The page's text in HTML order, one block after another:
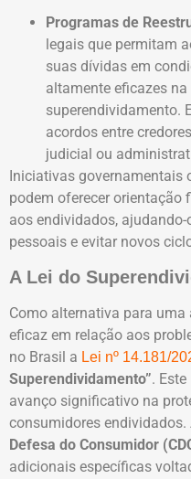
Programas de
legais que permitam
suas dívidas em
altamente eficazes
superendividamento.
acordos entre
judicial ou
Iniciativas governamentais
podem oferecer orientação
aos endividados,
pessoais e evitar novos
A Lei do
Como alternativa para
eficaz em relação aos
no Brasil a Lei nº 14.181/
Superendividamento”.
avanço significativo na
consumidores endividados.
Defesa do Consumidor
adicionais específicas